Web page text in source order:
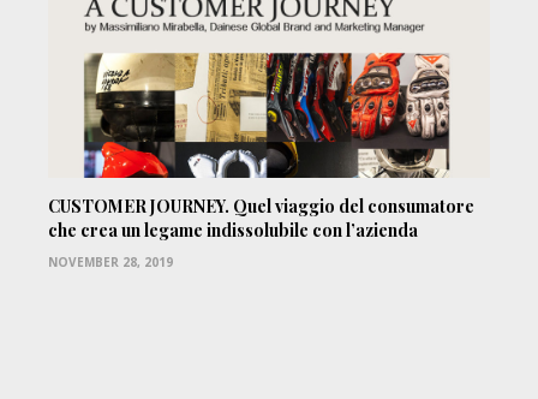
CUSTOMER JOURNEY. Quel viaggio del consumatore
che crea un legame indissolubile con l’azienda
NOVEMBER 28, 2019